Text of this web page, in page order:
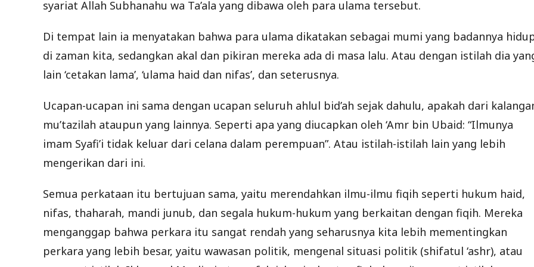
syariat Allah Subhanahu wa Ta’ala yang dibawa oleh para ulama tersebut.
Di tempat lain ia menyatakan bahwa para ulama dikatakan sebagai mumi yang badannya
di zaman kita, sedangkan akal dan pikiran mereka ada di masa lalu. Atau dengan istilah dia
lain ‘cetakan lama’, ‘ulama haid dan nifas’, dan seterusnya.
Ucapan-ucapan ini sama dengan ucapan seluruh ahlul bid’ah sejak dahulu, apakah dari
mu’tazilah ataupun yang lainnya. Seperti apa yang diucapkan oleh ‘Amr bin Ubaid: “Ilmunya
imam Syafi’i tidak keluar dari celana dalam perempuan”. Atau istilah-istilah lain yang lebih
mengerikan dari ini.
Semua perkataan itu bertujuan sama, yaitu merendahkan ilmu-ilmu fiqih seperti hukum haid,
nifas, thaharah, mandi junub, dan segala hukum-hukum yang berkaitan dengan fiqih. Mereka
menganggap bahwa perkara itu sangat rendah yang seharusnya kita lebih mementingkan
perkara yang lebih besar, yaitu wawasan politik, mengenal situasi politik (shifatul ‘ashr), atau